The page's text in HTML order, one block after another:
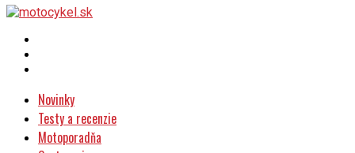
Novinky
Testy a recenzie
Motoporadňa